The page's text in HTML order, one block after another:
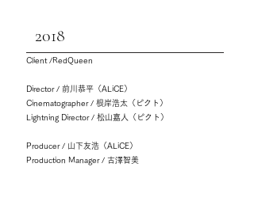
2018
Client /RedQueen
Director / 前川恭平（ALiCE）
Cinematographer / 根岸浩太（ピクト）
Lightning Director / 松山嘉人（ピクト）
Producer / 山下友浩（ALiCE）
Production Manager / 古澤智美